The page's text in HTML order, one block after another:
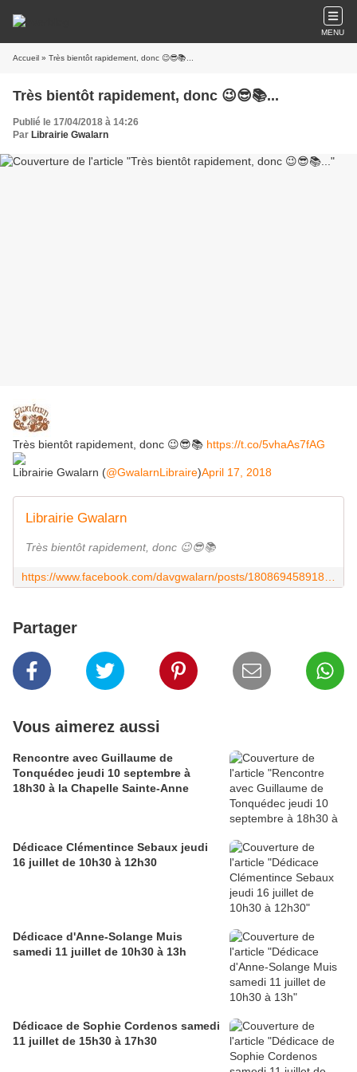
MENU
Accueil » Très bientôt rapidement, donc 😉😎📚...
Très bientôt rapidement, donc 😉😎📚...
Publié le 17/04/2018 à 14:26
Par Librairie Gwalarn
Très bientôt rapidement, donc 😉😎📚 https://t.co/5vhaAs7fAG
Librairie Gwalarn (@GwalarnLibraire)April 17, 2018
Librairie Gwalarn
Très bientôt rapidement, donc 😉😎📚
Partager
Vous aimerez aussi
Rencontre avec Guillaume de
Tonquédec jeudi 10 septembre à
18h30 à la Chapelle Sainte-Anne
Dédicace Clémentince Sebaux jeudi
16 juillet de 10h30 à 12h30
Dédicace d'Anne-Solange Muis
samedi 11 juillet de 10h30 à 13h
Dédicace de Sophie Cordenos samedi
11 juillet de 15h30 à 17h30